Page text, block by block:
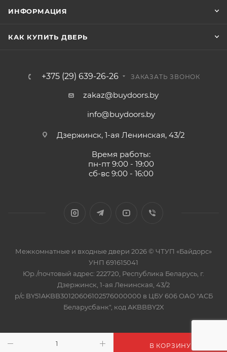
В КОРЗИНУ
ИНФОРМАЦИЯ
КАК КУПИТЬ ДВЕРЬ
+375 (29) 639-26-26 ЗАКАЗАТЬ ЗВОНОК
zakaz@buydoors.by
info@buydoors.by
Дзержинск, 1-ая Ленинская, 43/2
Время работы:
пн-пт 9:00 - 19:00
сб-вс 9:00 - 16:00
Межкомнатные и входные двери 2026 © ЧТУП «Байдорс»
УНП 691615041
Юр./почтовый адрес: 222720, Республика Беларусь, г.
Дзержинск, 1-ая Ленинская, 43/2
р/с BY51AKBB30120606102576000000 в ЦБУ 606 ОАО "АСБ
Беларусбанк", код AKBBBY2X